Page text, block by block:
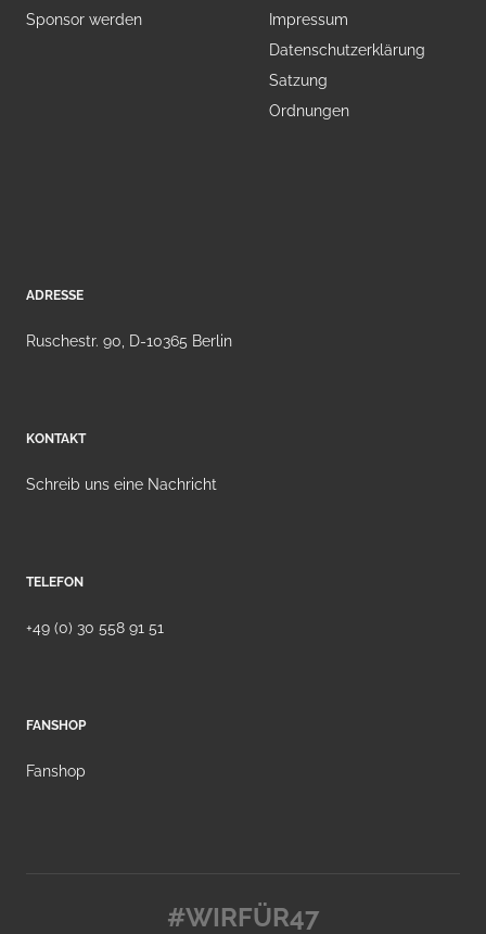
Sponsor werden
Impressum
Datenschutzerklärung
Satzung
Ordnungen
ADRESSE
Ruschestr. 90, D-10365 Berlin
KONTAKT
Schreib uns eine Nachricht
TELEFON
+49 (0) 30 558 91 51
FANSHOP
Fanshop
#WIRFÜR47